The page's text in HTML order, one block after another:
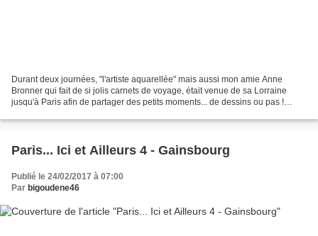
Durant deux journées, "l'artiste aquarellée" mais aussi mon amie Anne
Bronner qui fait de si jolis carnets de voyage, était venue de sa Lorraine
jusqu'à Paris afin de partager des petits moments... de dessins ou pas !
Paris... Ici et Ailleurs 4 - Gainsbourg
Publié le 24/02/2017 à 07:00
Par bigoudene46